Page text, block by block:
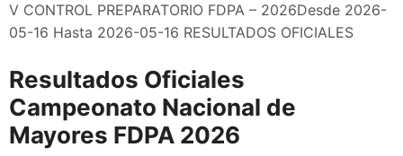
V CONTROL PREPARATORIO FDPA – 2026Desde 2026-
05-16 Hasta 2026-05-16 RESULTADOS OFICIALES
Resultados Oficiales
Campeonato Nacional de
Mayores FDPA 2026